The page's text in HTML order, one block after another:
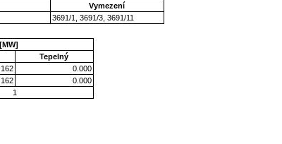
Vymezení
3691/1, 3691/3, 3691/11
Tepelný
0.000
0.000
1